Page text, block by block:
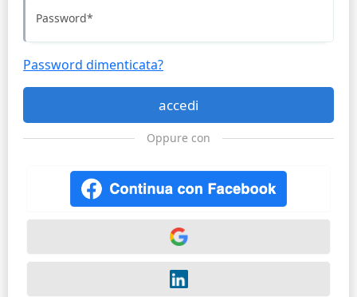
Password*
Password dimenticata?
accedi
Oppure con